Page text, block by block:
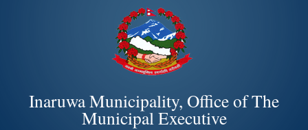
Skip to
main
content
Inaruwa Municipality, Office of The
Municipal Executive